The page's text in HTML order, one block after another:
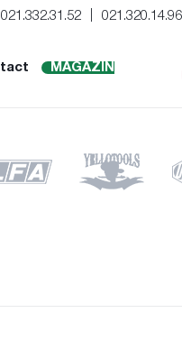
021.332.31.52 021.320.14.96
MAGAZIN